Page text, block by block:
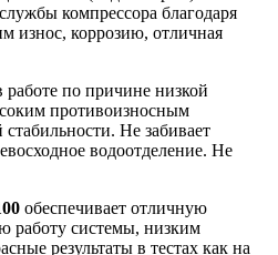
компрессора благодаря
износ, коррозию, отличная
работе по причине низкой
противоизносным
Не забивает
водоотделение. Не
обеспечивает отличную
работу системы, низким
результаты в тестах как на